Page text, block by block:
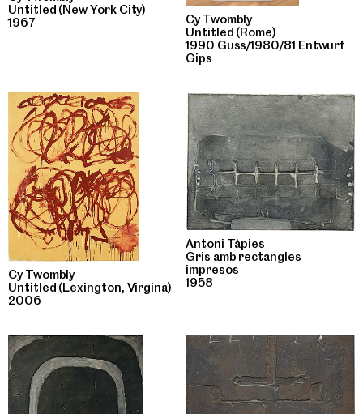
Untitled (New York City)
1967
Cy Twombly
Untitled (Rome)
1990 Guss/1980/81 Entwurf
Gips
Cy Twombly
Untitled (Lexington, Virgina)
2006
Antoni Tàpies
Gris amb rectangles
impresos
1958